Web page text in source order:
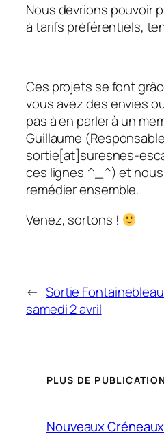
Nous devrions pouvoir
à tarifs préférentiels,
Ces projets se font
vous avez des envies
pas à en parler à un
Guillaume
sortie[at]suresnes-
ces lignes ^_^) et
remédier ensemble.
Venez, sortons !
← Sortie
samedi 2 avril
PLUS DE
Nouveaux Créneaux